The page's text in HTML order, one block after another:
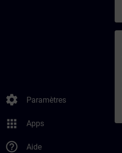
settings Paramètres
apps Apps
help_outline Aide